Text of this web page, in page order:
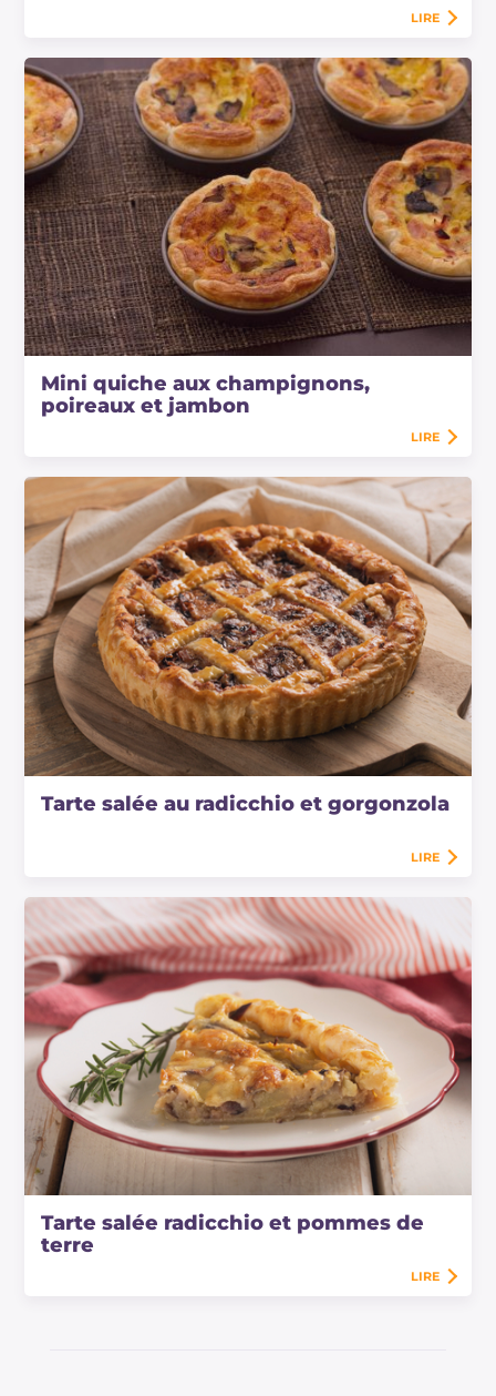
LIRE
Mini quiche aux champignons,
poireaux et jambon
LIRE
Tarte salée au radicchio et gorgonzola
LIRE
Tarte salée radicchio et pommes de
terre
LIRE